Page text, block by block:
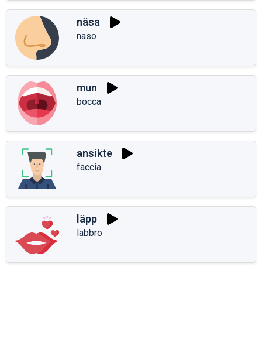
näsa
naso
mun
bocca
ansikte
faccia
läpp
labbro